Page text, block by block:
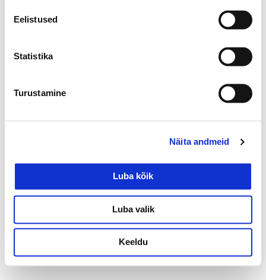
Eelistused
Statistika
Turustamine
Näita andmeid
Luba kõik
Luba valik
Keeldu
Privaatsuspoliitika